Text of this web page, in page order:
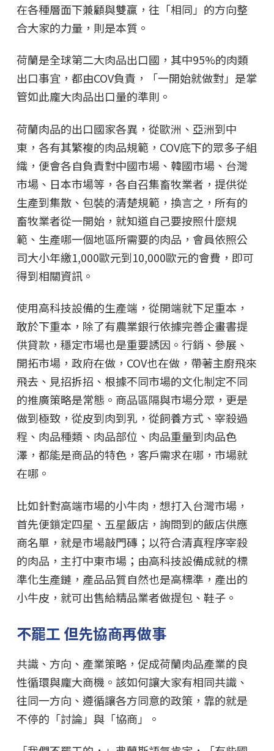
在各種層面下兼顧與雙贏，往「相同」的方向整
合大家的力量，則是本質。
荷蘭是全球第二大肉品出口國，其中95%的肉類
出口事宜，都由COV負責，「一開始就做對」是掌
管如此龐大肉品出口量的準則。
荷蘭肉品的出口國家各異，從歐洲、亞洲到中
東，各有其繁複的肉品規範，COV底下的眾多子組
織，便會各自負責對中國市場、韓國市場、台灣
市場、日本市場等，各自召集畜牧業者，提供從
生產到集散、包裝的清楚規範，換言之，所有的
畜牧業者從一開始，就知道自己要按照什麼規
範、生產哪一個地區所需要的肉品，會員依照公
司大小年繳1,000歐元到10,000歐元的會費，即可
得到相關資訊。
使用高科技設備的生產端，從開端就下足重本，
敢於下重本，除了有農業銀行依據完善企畫書提
供貸款，穩定市場也是重要誘因。行銷、參展、
開拓市場，政府在做，COV也在做，帶著主廚飛來
飛去、見招拆招、根據不同市場的文化制定不同
的推廣策略是常態。商品區隔與市場分眾，更是
做到極致，從皮到肉到乳，從飼養方式、宰殺過
程、肉品種類、肉品部位、肉品重量到肉品色
澤，都能是商品的特色，客戶需求在哪，市場就
在哪。
比如針對高端市場的小牛肉，想打入台灣市場，
首先便鎖定四星、五星飯店，詢問到的飯店供應
商名單，就是市場敲門磚；以符合清真程序宰殺
的肉品，主打中東市場；由高科技設備成就的標
準化生產鏈，產品品質自然也是高標準，產出的
小牛皮，就可出售給精品業者做提包、鞋子。
不罷工 但先協商再做事
共識、方向、產業策略，促成荷蘭肉品產業的良
性循環與龐大商機。該如何讓大家有相同共識、
往同一方向、遵循讓各方同意的政策，靠的就是
不停的「討論」與「協商」。